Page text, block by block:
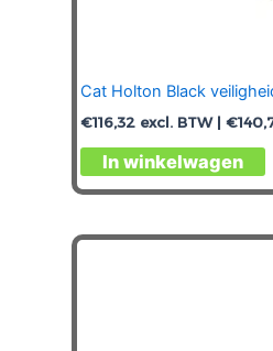
Cat Holton Black
€116,32 excl. BTW | €
In winkelwagen
Dit